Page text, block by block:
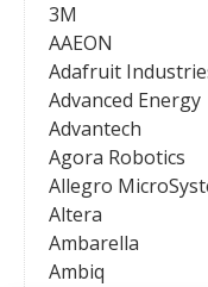
3M
AAEON
Adafruit
Advanced Energy
Advantech
Agora Robotics
Allegro
Altera
Ambarella
Ambiq